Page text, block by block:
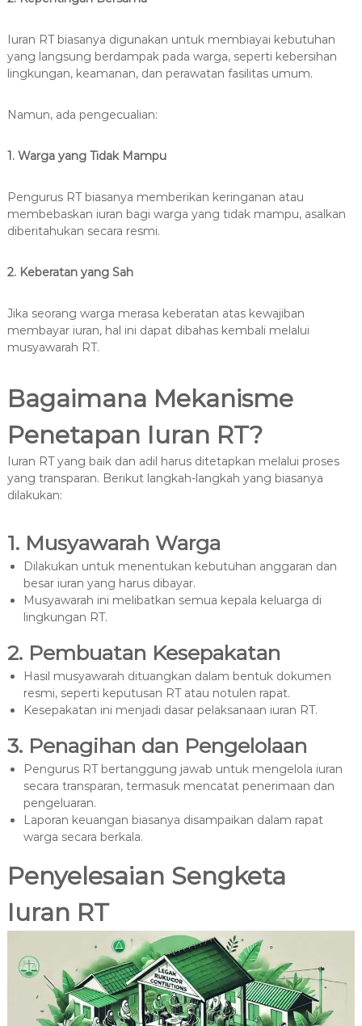
Iuran RT biasanya digunakan untuk membiayai kebutuhan
yang langsung berdampak pada warga, seperti kebersihan
lingkungan, keamanan, dan perawatan fasilitas umum.
Namun, ada pengecualian:
1. Warga yang Tidak Mampu
Pengurus RT biasanya memberikan keringanan atau
membebaskan iuran bagi warga yang tidak mampu, asalkan
diberitahukan secara resmi.
2. Keberatan yang Sah
Jika seorang warga merasa keberatan atas kewajiban
membayar iuran, hal ini dapat dibahas kembali melalui
musyawarah RT.
Bagaimana Mekanisme
Penetapan Iuran RT?
Iuran RT yang baik dan adil harus ditetapkan melalui proses
yang transparan. Berikut langkah-langkah yang biasanya
dilakukan:
1. Musyawarah Warga
Dilakukan untuk menentukan kebutuhan anggaran dan
besar iuran yang harus dibayar.
Musyawarah ini melibatkan semua kepala keluarga di
lingkungan RT.
2. Pembuatan Kesepakatan
Hasil musyawarah dituangkan dalam bentuk dokumen
resmi, seperti keputusan RT atau notulen rapat.
Kesepakatan ini menjadi dasar pelaksanaan iuran RT.
3. Penagihan dan Pengelolaan
Pengurus RT bertanggung jawab untuk mengelola iuran
secara transparan, termasuk mencatat penerimaan dan
pengeluaran.
Laporan keuangan biasanya disampaikan dalam rapat
warga secara berkala.
Penyelesaian Sengketa
Iuran RT